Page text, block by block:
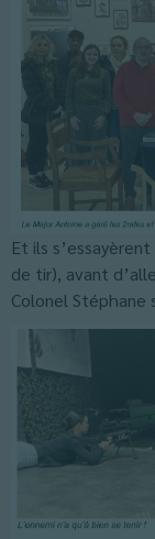
Et ils
de tir), avant
Colonel Stéphane